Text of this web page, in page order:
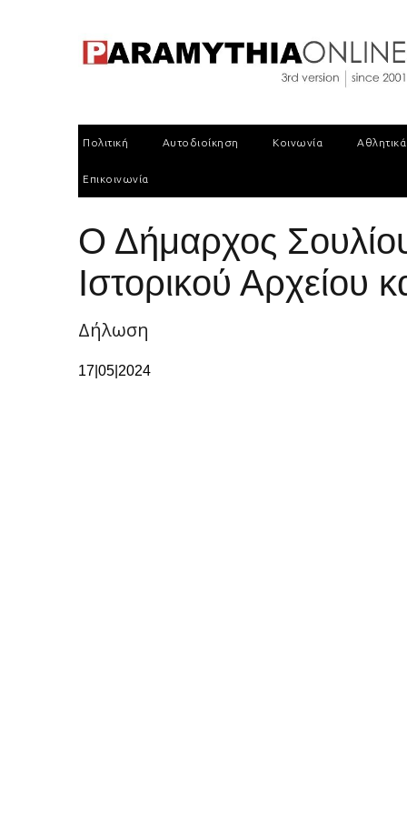
Πολιτική Αυτοδιοίκηση Κοινωνία Αθλητικά
Επικοινωνία
Ο Δήμαρχος
Ιστορικού Αρχείου
Δήλωση
17|05|2024